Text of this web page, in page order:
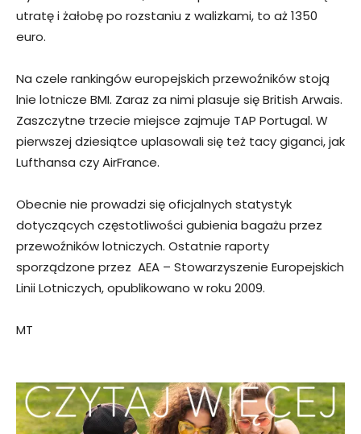
utratę i żałobę po rozstaniu z walizkami, to aż 1350
euro.
Na czele rankingów europejskich przewoźników stoją
lnie lotnicze BMI. Zaraz za nimi plasuje się British Arwais.
Zaszczytne trzecie miejsce zajmuje TAP Portugal. W
pierwszej dziesiątce uplasowali się też tacy giganci, jak
Lufthansa czy AirFrance.
Obecnie nie prowadzi się oficjalnych statystyk
dotyczących częstotliwości gubienia bagażu przez
przewoźników lotniczych. Ostatnie raporty
sporządzone przez AEA – Stowarzyszenie Europejskich
Linii Lotniczych, opublikowano w roku 2009.
MT